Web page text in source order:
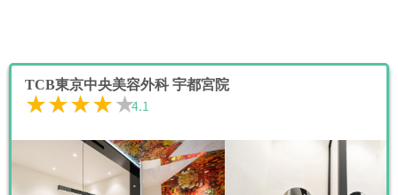
TCB東京中央美容外科 宇都宮院
★★★★★
★★★★★4.1